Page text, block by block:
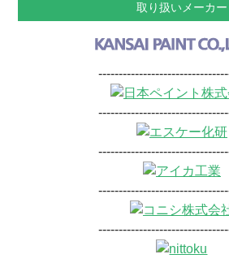
取り扱いメーカー